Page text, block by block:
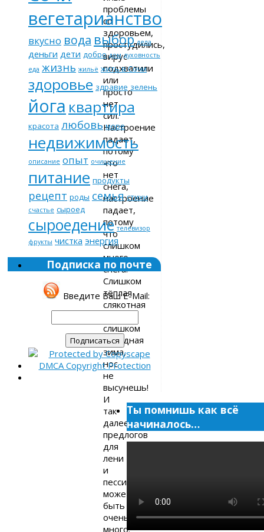
проблемы
со
здоровьем,
простудились,
вирус
подхватили
или
просто
нет
сил.
Настроение
падает,
потому
что
нет
снега,
настроение
падает,
потому
что
слишком
много
снега.
Слишком
тёплая
слякотная
слишком
холодная
зима,
нос
не
высунешь!
И
так
далее,
предлогов
для
лени
и
пессимизма
может
быть
очень
много.
вегетарианство
вкусно вода выбор дела
деньги дети добро дом духовность
еда жизнь жильё жить в Сочи
здоровье здравие зелень
йога квартира
красота любовь море
недвижимость
описание опыт очищение
питание продукты
рецепт роды семья стихи
счастье сыроед
сыроедение телевизор
фрукты чистка энергия
Подписка по почте
Введите Ваш E-Mail:
Ты помнишь как всё
начиналось…